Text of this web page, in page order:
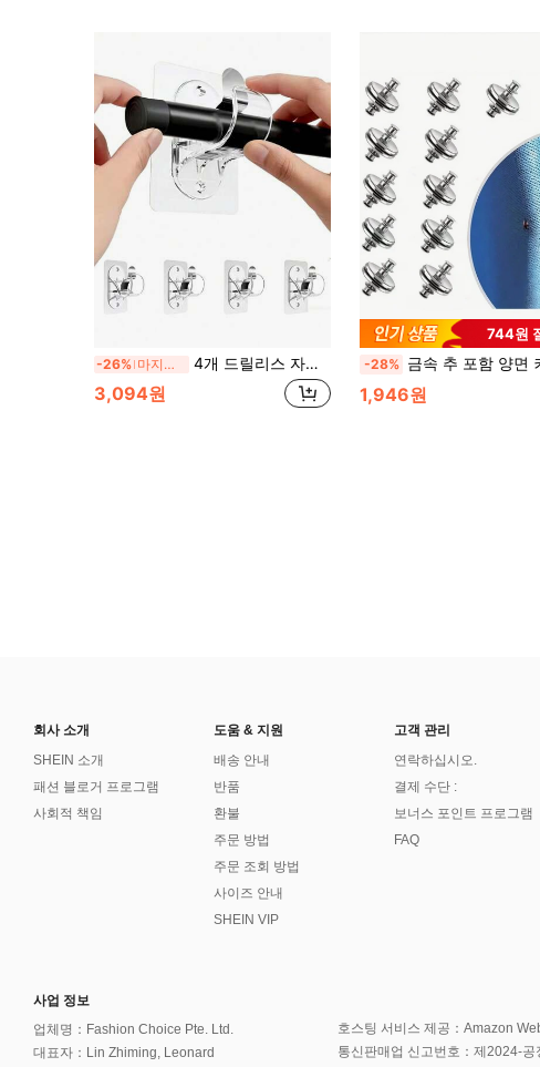
-26% 마지막 3일 4개 드릴리스 자가접착식 커튼로드 브래킷, 조절 가능한 커튼로드 후크 못 필요 없음, 욕실, 주방, 호텔 등에 적합
3,094원
744원
-28% 금속 추 포함 양면 커튼 타이백, 빛샘 방지, 가정 침실 및 사무
1,946원
회사 소개
SHEIN 소개
패션 블로거 프로그램
사회적 책임
도움 & 지원
배송 안내
반품
환불
주문 방법
주문 조회 방법
사이즈 안내
SHEIN VIP
고객 관리
연락하십시오.
결제 수단 :
보너스 포인트 프로그램
FAQ
사업 정보
업체명：Fashion Choice Pte. Ltd.
대표자：Lin Zhiming, Leonard
호스팅 서비스 제공：Amazon
통신판매업 신고번호：제2024-공